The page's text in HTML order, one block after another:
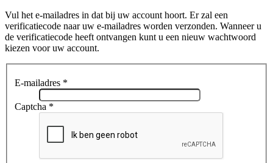
Vul het e-mailadres in dat bij uw account hoort. Er zal een
verificatiecode naar uw e-mailadres worden verzonden. Wanneer u
de verificatiecode heeft ontvangen kunt u een nieuw wachtwoord
kiezen voor uw account.
E-mailadres *
Captcha *